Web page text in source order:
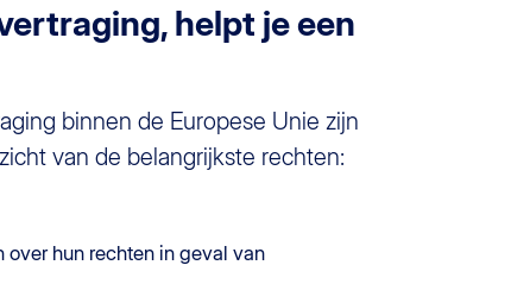
helpt je een
binnen de Europese Unie zijn
van de belangrijkste rechten:
hun rechten in geval van